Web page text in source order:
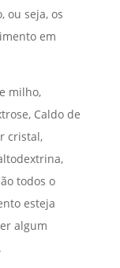
ou seja, os
em
milho,
Caldo de
cristal,
todos o
esteja
algum